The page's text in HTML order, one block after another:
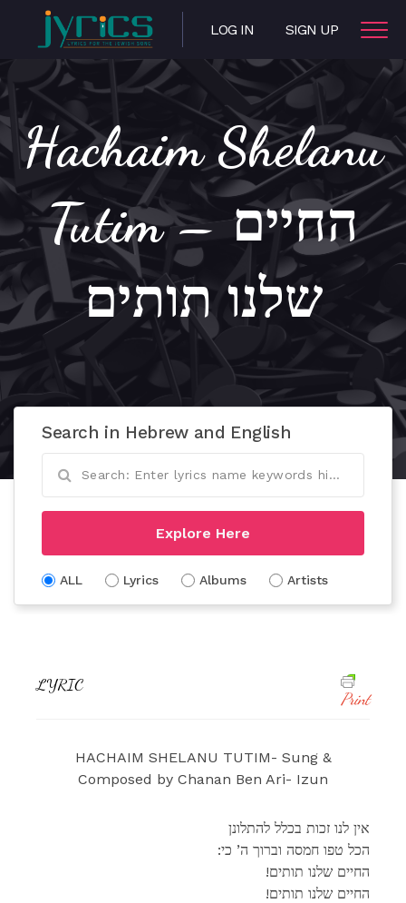
LOG IN SIGN UP
Hachaim Shelanu
Tutim – החיים
שלנו תותים
Search in Hebrew and English
Explore Here
ALL Lyrics Albums Artists
LYRIC
Print
HACHAIM SHELANU TUTIM- Sung &
Composed by Chanan Ben Ari- Izun
אין לנו זכות בכלל להתלונן
:הכל טפו חמסה וברוך ה’ כי
!החיים שלנו תותים
!החיים שלנו תותים